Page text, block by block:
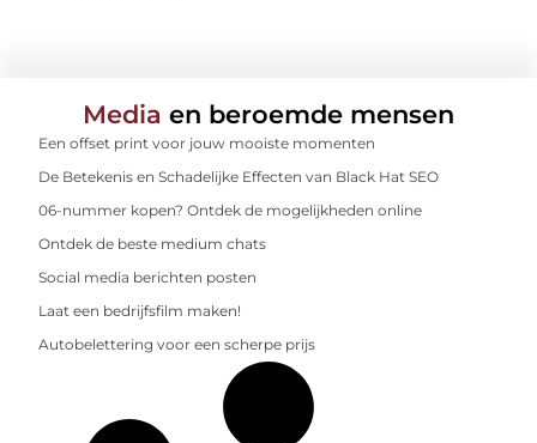
Media en beroemde mensen
Een offset print voor jouw mooiste momenten
De Betekenis en Schadelijke Effecten van Black Hat SEO
06-nummer kopen? Ontdek de mogelijkheden online
Ontdek de beste medium chats
Social media berichten posten
Laat een bedrijfsfilm maken!
Autobelettering voor een scherpe prijs